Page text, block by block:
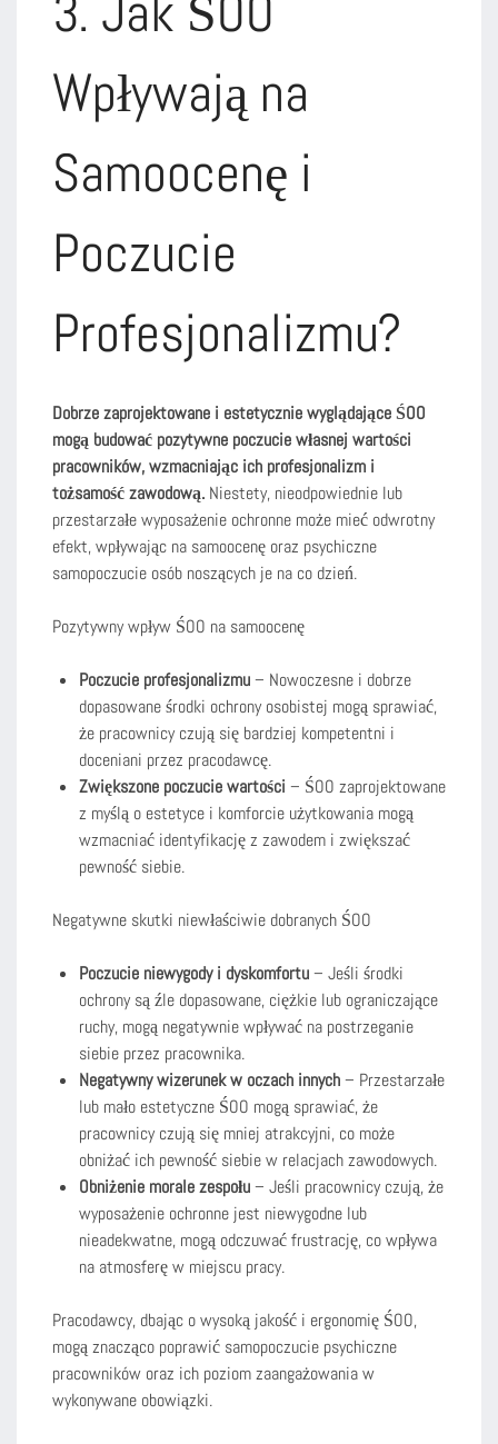
Wpływają na
Samoocenę i
Poczucie
Profesjonalizmu?
Dobrze zaprojektowane i estetycznie wyglądające ŚOO
mogą budować pozytywne poczucie własnej wartości
pracowników, wzmacniając ich profesjonalizm i
tożsamość zawodową. Niestety, nieodpowiednie lub
przestarzałe wyposażenie ochronne może mieć odwrotny
efekt, wpływając na samoocenę oraz psychiczne
samopoczucie osób noszących je na co dzień.
Pozytywny wpływ ŚOO na samoocenę
Poczucie profesjonalizmu– Nowoczesne i dobrze
dopasowane środki ochrony osobistej mogą sprawiać,
że pracownicy czują się bardziej kompetentni i
doceniani przez pracodawcę.
Zwiększone poczucie wartości – ŚOO zaprojektowane
z myślą o estetyce i komforcie użytkowania mogą
wzmacniać identyfikację z zawodem i zwiększać
pewność siebie.
Negatywne skutki niewłaściwie dobranych ŚOO
Poczucie niewygody i dyskomfortu– Jeśli środki
ochrony są źle dopasowane, ciężkie lub ograniczające
ruchy, mogą negatywnie wpływać na postrzeganie
siebie przez pracownika.
Negatywny wizerunek w oczach innych– Przestarzałe
lub mało estetyczne ŚOO mogą sprawiać, że
pracownicy czują się mniej atrakcyjni, co może
obniżać ich pewność siebie w relacjach zawodowych.
Obniżenie morale zespołu– Jeśli pracownicy czują, że
wyposażenie ochronne jest niewygodne lub
nieadekwatne, mogą odczuwać frustrację, co wpływa
na atmosferę w miejscu pracy.
Pracodawcy, dbając o wysoką jakość i ergonomię ŚOO,
mogą znacząco poprawić samopoczucie psychiczne
pracowników oraz ich poziom zaangażowania w
wykonywane obowiązki.